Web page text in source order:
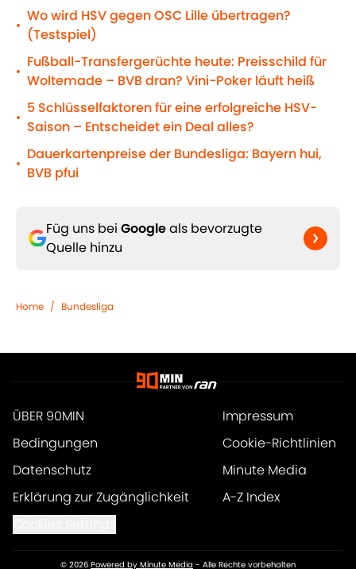
•
Wo wird HSV gegen OSC Lille übertragen?
(Testspiel)
•
Fußball-Transfergerüchte heute: Preisschild für
Woltemade – BVB dran? Vini-Poker läuft heiß
•
5 Schlüsselfaktoren für eine erfolgreiche HSV-
Saison – Entscheidet ein Deal alles?
•
Dauerkartenpreise der Bundesliga: Bayern hui,
BVB pfui
Füg uns bei Googleals bevorzugte
Quelle hinzu
Home / Bundesliga
ÜBER 90MIN
Impressum
Bedingungen
Cookie-Richtlinien
Datenschutz
Minute Media
Erklärung zur Zugänglichkeit
A-Z Index
© 2026 Powered by Minute Media - Alle Rechte vorbehalten